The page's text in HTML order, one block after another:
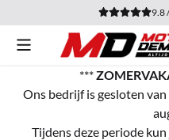
Cookievoorkeuren zijn 9.8
***
Ons bedrijf is gesloten
Tijdens deze periode